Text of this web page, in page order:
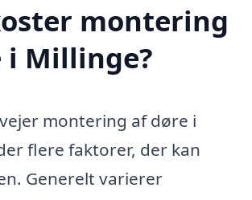
montering
i Millinge?
montering af døre i
flere faktorer, der kan
Generelt varierer